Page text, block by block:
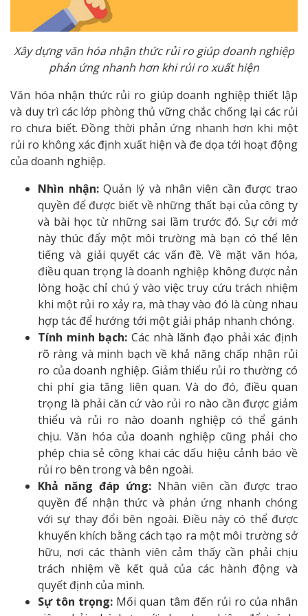
Xây dựng văn hóa nhận thức rủi ro giúp doanh nghiệp
phản ứng nhanh hơn khi rủi ro xuất hiện
Văn hóa nhận thức rủi ro giúp doanh nghiệp thiết lập
và duy trì các lớp phòng thủ vững chắc chống lại các rủi
ro chưa biết. Đồng thời phản ứng nhanh hơn khi một
rủi ro không xác định xuất hiện và đe dọa tới hoạt động
của doanh nghiệp.
Nhìn nhận:Quản lý và nhân viên cần được trao
quyền để được biết về những thất bại của công ty
và bài học từ những sai lầm trước đó. Sự cởi mở
này thúc đẩy một môi trường mà bạn có thể lên
tiếng và giải quyết các vấn đề. Về mặt văn hóa,
điều quan trọng là doanh nghiệp không được nản
lòng hoặc chỉ chú ý vào việc truy cứu trách nhiệm
khi một rủi ro xảy ra, mà thay vào đó là cùng nhau
hợp tác để hướng tới một giải pháp nhanh chóng.
Tính minh bạch: Các nhà lãnh đạo phải xác định
rõ ràng và minh bạch về khả năng chấp nhận rủi
ro của doanh nghiệp. Giảm thiểu rủi ro thường có
chi phí gia tăng liên quan. Và do đó, điều quan
trọng là phải căn cứ vào rủi ro nào cần được giảm
thiểu và rủi ro nào doanh nghiệp có thể gánh
chịu. Văn hóa của doanh nghiệp cũng phải cho
phép chia sẻ công khai các dấu hiệu cảnh báo về
rủi ro bên trong và bên ngoài.
Khả năng đáp ứng: Nhân viên cần được trao
quyền để nhận thức và phản ứng nhanh chóng
với sự thay đổi bên ngoài. Điều này có thể được
khuyến khích bằng cách tạo ra một môi trường sở
hữu, nơi các thành viên cảm thấy cần phải chịu
trách nhiệm về kết quả của các hành động và
quyết định của mình.
Sự tôn trọng: Mối quan tâm đến rủi ro của nhân